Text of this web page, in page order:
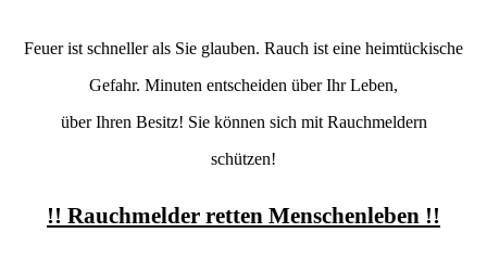
Feuer ist schneller als Sie glauben. Rauch ist eine heimtückische
Gefahr. Minuten entscheiden über Ihr Leben,
über Ihren Besitz! Sie können sich mit Rauchmeldern
schützen!
!! Rauchmelder retten Menschenleben !!